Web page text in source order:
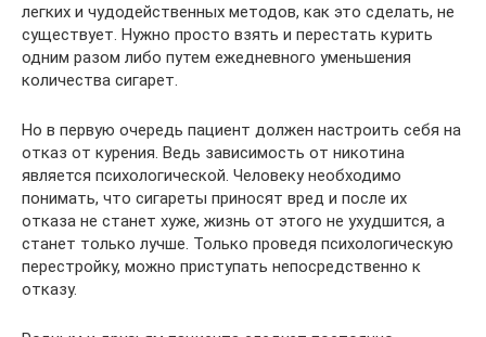
легких и чудодейственных методов, как это сделать, не
существует. Нужно просто взять и перестать курить
одним разом либо путем ежедневного уменьшения
количества сигарет.
Но в первую очередь пациент должен настроить себя на
отказ от курения. Ведь зависимость от никотина
является психологической. Человеку необходимо
понимать, что сигареты приносят вред и после их
отказа не станет хуже, жизнь от этого не ухудшится, а
станет только лучше. Только проведя психологическую
перестройку, можно приступать непосредственно к
отказу.